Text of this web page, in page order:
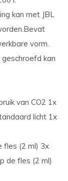
kan met JBL
Bevat
vorm.
kan
van CO2 1x
licht 1x
fles (2 ml) 3x
de fles (2 ml)